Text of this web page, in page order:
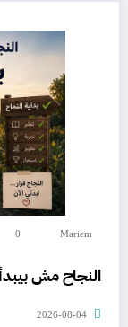
Mariem
0
النجاح مش
2026-08-04